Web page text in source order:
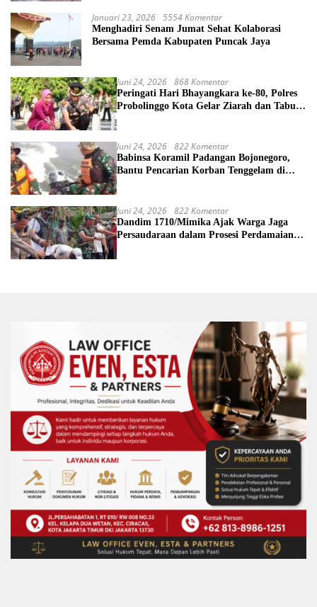
Januari 23, 2026 5554 Komentar
Menghadiri Senam Jumat Sehat Kolaborasi
Bersama Pemda Kabupaten Puncak Jaya
Juni 24, 2026 868 Komentar
Peringati Hari Bhayangkara ke-80, Polres
Probolinggo Kota Gelar Ziarah dan Tabur
Juni 24, 2026 822 Komentar
Babinsa Koramil Padangan Bojonegoro,
Bantu Pencarian Korban Tenggelam di
Juni 24, 2026 822 Komentar
Dandim 1710/Mimika Ajak Warga Jaga
Persaudaraan dalam Prosesi Perdamaian